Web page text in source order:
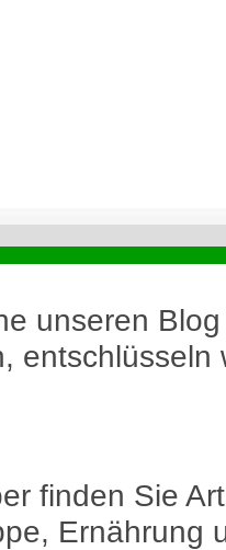
unseren
entschlüsseln
finden Sie
Ernährung